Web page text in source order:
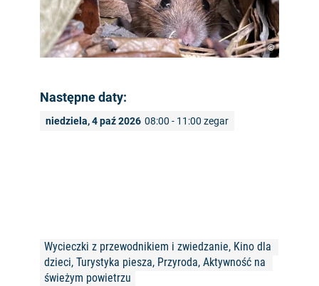
©
Następne daty:
niedziela, 4 paź 2026 08:00 - 11:00 zegar
Wycieczki z przewodnikiem i zwiedzanie, Kino dla
dzieci, Turystyka piesza, Przyroda, Aktywność na
świeżym powietrzu